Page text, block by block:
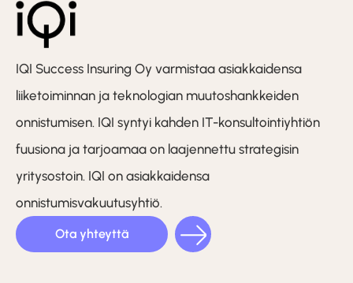
IQI Success Insuring Oy varmistaa asiakkaidensa
liiketoiminnan ja teknologian muutoshankkeiden
onnistumisen. IQI syntyi kahden IT-konsultointiyhtiön
fuusiona ja tarjoamaa on laajennettu strategisin
yritysostoin. IQI on asiakkaidensa
onnistumisvakuutusyhtiö.
Ota yhteyttä